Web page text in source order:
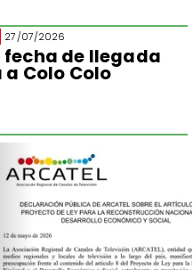
27/07/2026
de llegada
Colo Colo